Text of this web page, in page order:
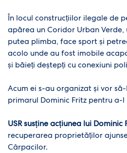
În locul construcțiilor ilegale de
apărea un Coridor Urban
putea plimba, face sport și
acolo unde au fost imobile
și băieți deștepți cu conexiuni
Acum ei s-au organizat și vor
primarul Dominic Fritz pentru a-
USR susține acțiunea lui Dominic
recuperarea proprietăților
Cârpacilor.